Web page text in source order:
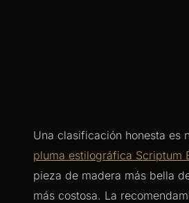
Una clasificación honesta es
pluma estilográfica Scriptum
pieza de madera más bella
más costosa. La